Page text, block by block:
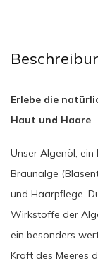
Erlebe die
Haut und Haare
Unser Algenöl,
Braunalge
und Haarpflege.
Wirkstoffe der
ein besonders
Kraft des Meeres